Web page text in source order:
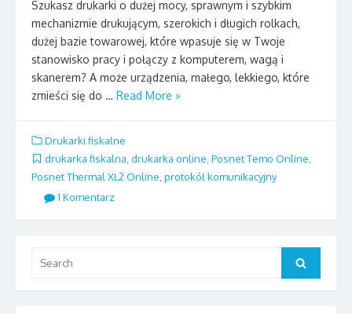
Szukasz drukarki o dużej mocy, sprawnym i szybkim
mechanizmie drukującym, szerokich i długich rolkach,
dużej bazie towarowej, które wpasuje się w Twoje
stanowisko pracy i połączy z komputerem, wagą i
skanerem? A może urządzenia, małego, lekkiego, które
zmieści się do … Read More »
Drukarki fiskalne
drukarka fiskalna drukarka online Posnet Temo Online
Posnet Thermal XL2 Online, protokół komunikacyjny
1 Komentarz
for:
Search